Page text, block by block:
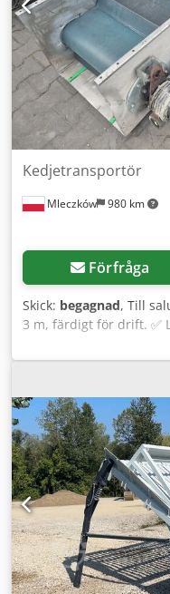
Mleczków 980 km
Kedjetransportör
Förfråga
Skick: begagnad, Till
3 m, färdigt för drift. ✅
Dsdpfoyy Uiaox Am
ordnas ✅ Stort urval
att kontakta oss. Vi
för dina behov.